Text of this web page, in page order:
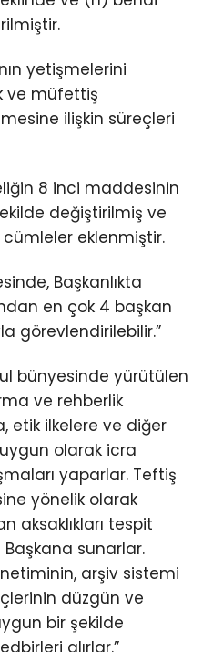
yetişmelerini
ve müfettiş
ilişkin süreçleri
8 inci maddesinin
değiştirilmiş ve
cümleler eklenmiştir.
Başkanlıkta
en çok 4 başkan
görevlendirilebilir.”
bünyesinde yürütülen
ve rehberlik
etik ilkelere ve diğer
olarak icra
yaparlar. Teftiş
yönelik olarak
aksaklıkları tespit
sunarlar.
arşiv sistemi
düzgün ve
bir şekilde
alırlar.”